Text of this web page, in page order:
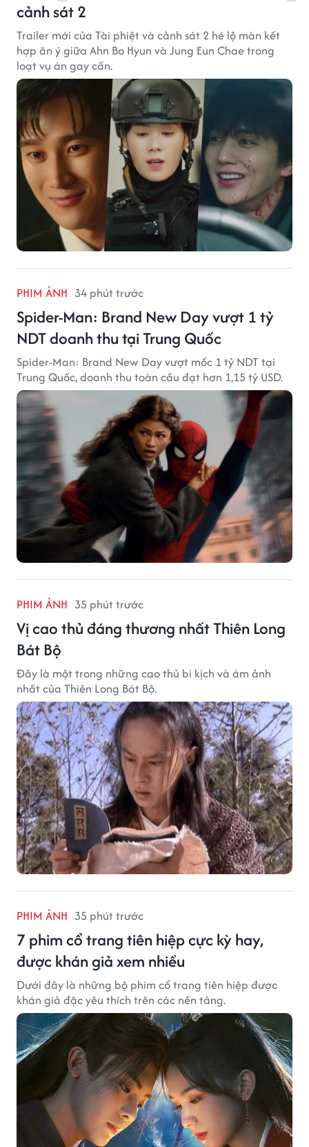
cảnh sát 2
Trailer mới của Tài phiệt và cảnh sát 2 hé lộ màn kết
hợp ăn ý giữa Ahn Bo Hyun và Jung Eun Chae trong
loạt vụ án gay cấn.
PHIM ẢNH 34 phút trước
Spider-Man: Brand New Day vượt 1 tỷ
NDT doanh thu tại Trung Quốc
Spider-Man: Brand New Day vượt mốc 1 tỷ NDT tại
Trung Quốc, doanh thu toàn cầu đạt hơn 1,15 tỷ USD.
PHIM ẢNH 35 phút trước
Vị cao thủ đáng thương nhất Thiên Long
Bát Bộ
Đây là một trong những cao thủ bi kịch và ám ảnh
nhất của Thiên Long Bát Bộ.
PHIM ẢNH 35 phút trước
7 phim cổ trang tiên hiệp cực kỳ hay,
được khán giả xem nhiều
Dưới đây là những bộ phim cổ trang tiên hiệp được
khán giả đặc yêu thích trên các nền tảng.